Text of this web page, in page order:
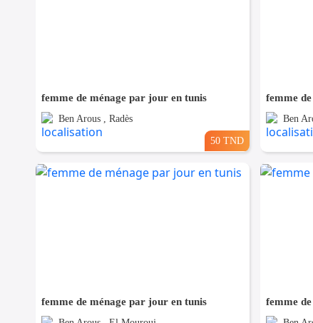
femme de ménage par jour en tunis
Ben Arous , Radès
50 TND
femme
Ben
femme de ménage par jour en tunis femme